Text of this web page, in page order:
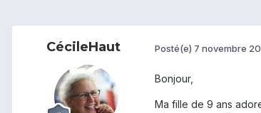
CécileHaut Posté(e) 7 novembre
Bonjour,
Ma fille de 9 ans